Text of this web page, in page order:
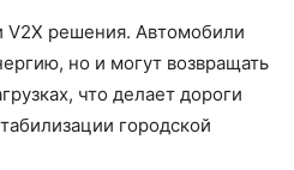
решения. Автомобили
но и могут возвращать
что делает дороги
городской